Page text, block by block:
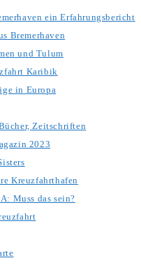
ein Erfahrungsbericht
Bremerhaven
und Tulum
Karibik
in Europa
Zeitschriften
2023
Kreuzfahrthafen
Muss das sein?